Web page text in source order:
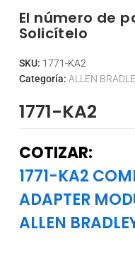
El número de
Solicítelo
SKU: 1771-KA2
Categoría: ALLEN
1771-KA2
COTIZAR:
1771-KA2
ADAPTER
ALLEN